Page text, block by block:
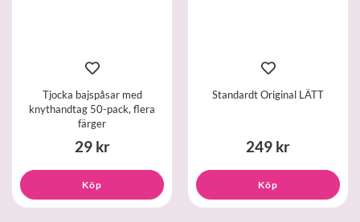
Tjocka bajspåsar med
knythandtag 50-pack, flera
färger
29 kr
Köp
Standardt Original LÄTT
249 kr
Köp